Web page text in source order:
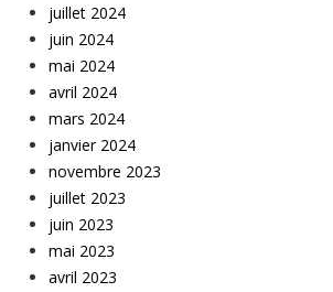
juillet 2024
juin 2024
mai 2024
avril 2024
mars 2024
janvier 2024
novembre 2023
juillet 2023
juin 2023
mai 2023
avril 2023